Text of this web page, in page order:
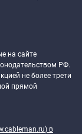
на сайте
РФ.
не более трети
прямой
) в